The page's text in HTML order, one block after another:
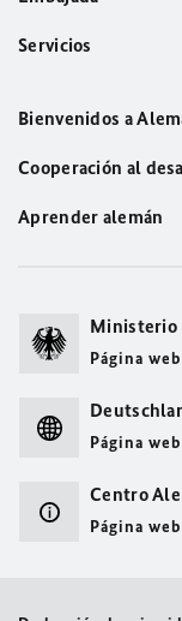
Servicios
Bienvenidos a
Cooperación al
Aprender alemán
Ministerio
Página web
Página web
Centro
Página web